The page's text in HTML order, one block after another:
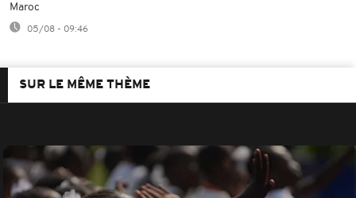
Maroc
05/08 - 09:46
SUR LE MÊME THÈME